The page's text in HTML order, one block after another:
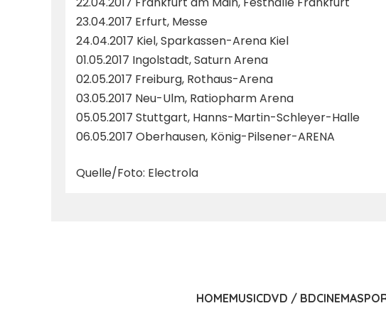
23.04.2017 Erfurt, Messe
24.04.2017 Kiel, Sparkassen-Arena Kiel
01.05.2017 Ingolstadt, Saturn Arena
02.05.2017 Freiburg, Rothaus-Arena
03.05.2017 Neu-Ulm, Ratiopharm Arena
05.05.2017 Stuttgart, Hanns-Martin-Schleyer-Halle
06.05.2017 Oberhausen, König-Pilsener-ARENA
Quelle/Foto: Electrola
HOMEMUSICDVD / BDCINEMA